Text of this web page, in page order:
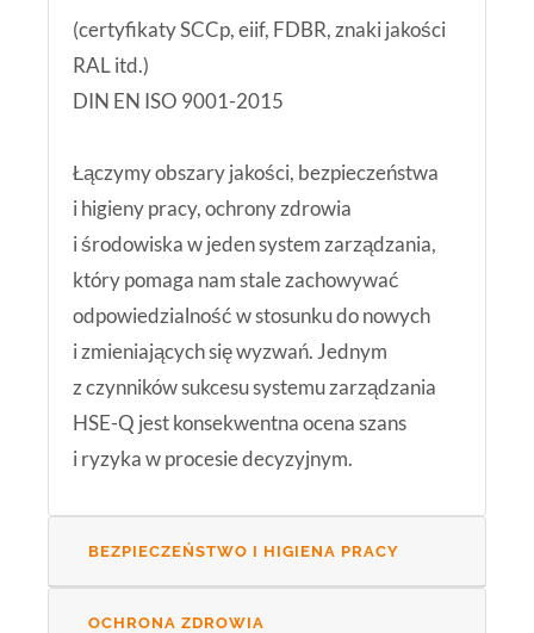
(certyfikaty SCCp, eiif, FDBR, znaki jakości
RAL itd.)
DIN EN ISO 9001-2015
Łączymy obszary jakości, bezpieczeństwa
i higieny pracy, ochrony zdrowia
i środowiska w jeden system zarządzania,
który pomaga nam stale zachowywać
odpowiedzialność w stosunku do nowych
i zmieniających się wyzwań. Jednym
z czynników sukcesu systemu zarządzania
HSE-Q jest konsekwentna ocena szans
i ryzyka w procesie decyzyjnym.
BEZPIECZEŃSTWO I HIGIENA PRACY
OCHRONA ZDROWIA